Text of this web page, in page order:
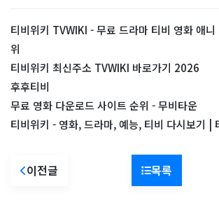
티비위키 TVWIKI - 무료 드라마 티비 영화 애
위
티비위키 최신주소 TVWIKI 바로가기 2026
후후티비
무료 영화 다운로드 사이트 순위 - 무비타운
티비위키 - 영화, 드라마, 예능, 티비 다시보기 |
이전글 목록